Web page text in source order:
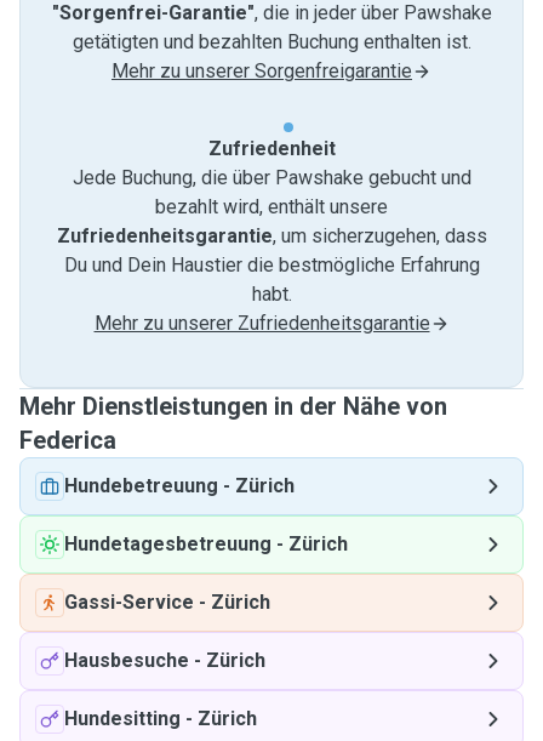
"Sorgenfrei-Garantie", die in jeder über Pawshake
getätigten und bezahlten Buchung enthalten ist.
Mehr zu unserer Sorgenfreigarantie
Zufriedenheit
Jede Buchung, die über Pawshake gebucht und
bezahlt wird, enthält unsere
Zufriedenheitsgarantie, um sicherzugehen, dass
Du und Dein Haustier die bestmögliche Erfahrung
habt.
Mehr zu unserer Zufriedenheitsgarantie
Mehr Dienstleistungen in der Nähe von
Federica
Hundebetreuung - Zürich
Hundetagesbetreuung - Zürich
Gassi-Service - Zürich
Hausbesuche - Zürich
Hundesitting - Zürich